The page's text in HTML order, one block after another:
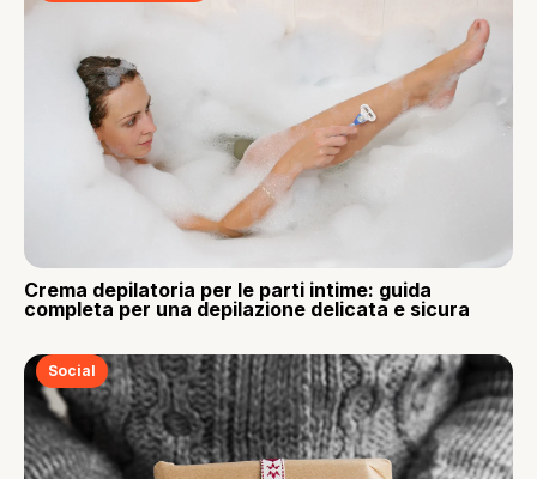
Crema depilatoria per le parti intime: guida
completa per una depilazione delicata e sicura
Social